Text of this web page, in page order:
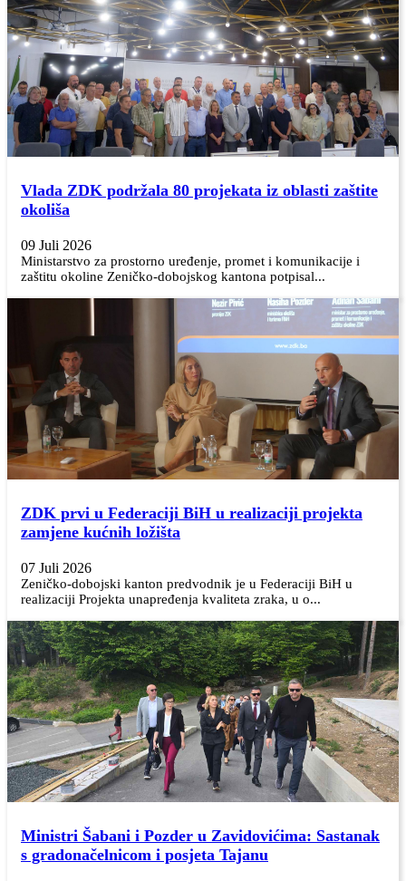
Vlada ZDK podržala 80 projekata iz oblasti zaštite
okoliša
09 Juli 2026
Ministarstvo za prostorno uređenje, promet i komunikacije i
zaštitu okoline Zeničko-dobojskog kantona potpisal...
ZDK prvi u Federaciji BiH u realizaciji projekta
zamjene kućnih ložišta
07 Juli 2026
Zeničko-dobojski kanton predvodnik je u Federaciji BiH u
realizaciji Projekta unapređenja kvaliteta zraka, u o...
Ministri Šabani i Pozder u Zavidovićima: Sastanak
s gradonačelnicom i posjeta Tajanu